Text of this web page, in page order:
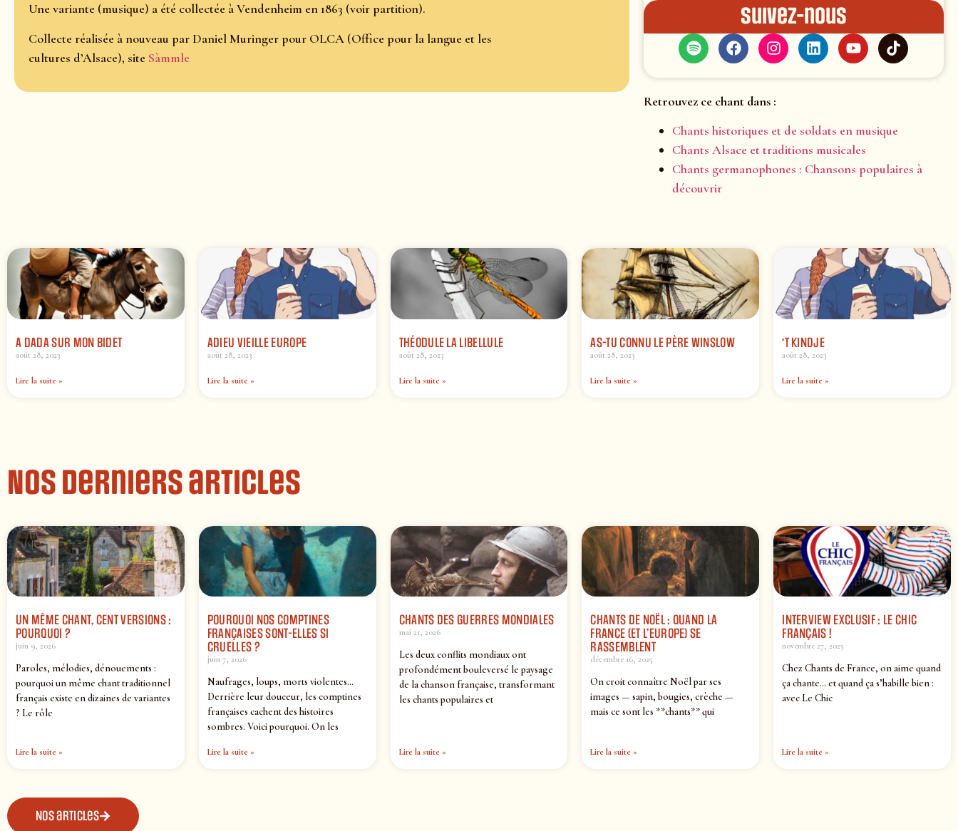
Une variante (musique) a été collectée à Vendenheim en 1863 (voir partition).
Collecte réalisée à nouveau par Daniel Muringer pour OLCA (Office pour la langue et les
cultures d’Alsace), site Sàmmle
Suivez-nous
Retrouvez ce chant dans :
Chants historiques et de soldats en musique
Chants Alsace et traditions musicales
Chants germanophones : Chansons populaires à
découvrir
A DADA SUR MON BIDET
août 28, 2023
Lire la suite »
ADIEU VIEILLE EUROPE
août 28, 2023
Lire la suite »
THÉODULE LA LIBELLULE
août 28, 2023
Lire la suite »
AS-TU CONNU LE PÈRE WINSLOW
août 28, 2023
Lire la suite »
‘T KINDJE
août 28, 2023
Lire la suite »
Nos derniers articles
UN MÊME CHANT, CENT VERSIONS :
POURQUOI ?
juin 9, 2026
Paroles, mélodies, dénouements :
pourquoi un même chant traditionnel
français existe en dizaines de variantes
? Le rôle
Lire la suite »
POURQUOI NOS COMPTINES
FRANÇAISES SONT-ELLES SI
CRUELLES ?
juin 7, 2026
Naufrages, loups, morts violentes…
Derrière leur douceur, les comptines
françaises cachent des histoires
sombres. Voici pourquoi. On les
Lire la suite »
CHANTS DES GUERRES MONDIALES
mai 21, 2026
Les deux conflits mondiaux ont
profondément bouleversé le paysage
de la chanson française, transformant
les chants populaires et
Lire la suite »
CHANTS DE NOËL : QUAND LA
FRANCE (ET L’EUROPE) SE
RASSEMBLENT
décembre 16, 2025
On croit connaître Noël par ses
images — sapin, bougies, crèche —
mais ce sont les **chants** qui
Lire la suite »
INTERVIEW EXCLUSIF : LE CHIC
FRANÇAIS !
novembre 27, 2025
Chez Chants de France, on aime quand
ça chante… et quand ça s’habille bien :
avec Le Chic
Lire la suite »
Nos articles